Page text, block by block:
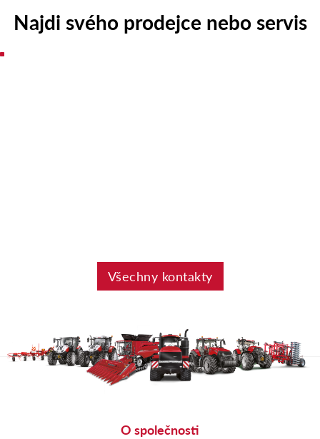
Najdi svého prodejce nebo servis
Všechny kontakty
O společnosti